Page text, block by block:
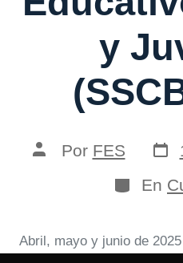
y
Por FES
En
Abril, mayo y junio de 2025